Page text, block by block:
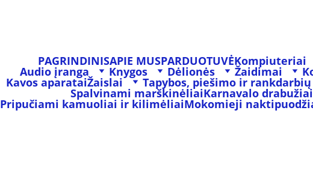
PAGRINDINISAPIE MUSPARDUOTUVĖKompiuteriai
Audio įranga Knygos Dėlionės Žaidimai
Kavos aparataiŽaislai Tapybos, piešimo ir
Spalvinami marškinėliaiKarnavalo drabužiai
Pripučiami kamuoliai ir kilimėliaiMokomieji